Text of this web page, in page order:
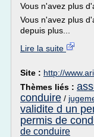
Vous n'avez plus
Vous n'avez plus
depuis plus...
Lire la suite
Site : http://
Thèmes liés :
conduire /
validite d un
permis de
de conduire